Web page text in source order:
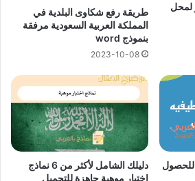
لمحل
طريقة رفع شكاوى البلدية في
المملكة العربية السعودية مرفقة
بنموذج word
2023-10-08
للحصول
دليلك الشامل لأكثر من 6 نماذج
اختبار موهبة جاهزة للتحميل